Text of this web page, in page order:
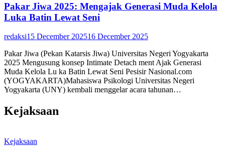
Pakar Jiwa 2025: Mengajak Generasi Muda Kelola
Luka Batin Lewat Seni
redaksi15 December 202516 December 2025
Pakar Jiwa (Pekan Katarsis Jiwa) Universitas Negeri Yogyakarta
2025 Mengusung konsep Intimate Detach ment Ajak Generasi
Muda Kelola Lu ka Batin Lewat Seni Pesisir Nasional.com
(YOGYAKARTA)Mahasiswa Psikologi Universitas Negeri
Yogyakarta (UNY) kembali menggelar acara tahunan…
Kejaksaan
Kejaksaan